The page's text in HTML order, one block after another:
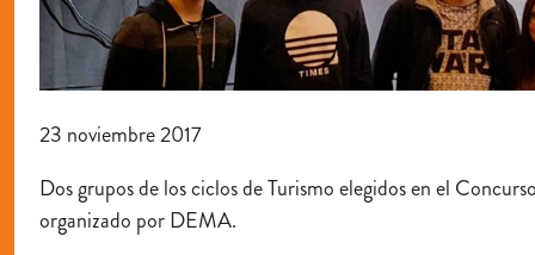
23 noviembre 2017
Dos grupos de los ciclos de Turismo elegidos en el
organizado por DEMA.